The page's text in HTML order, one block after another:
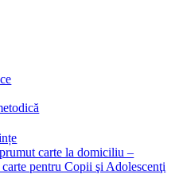
carte la domiciliu –
pentru Copii şi Adolescenţi